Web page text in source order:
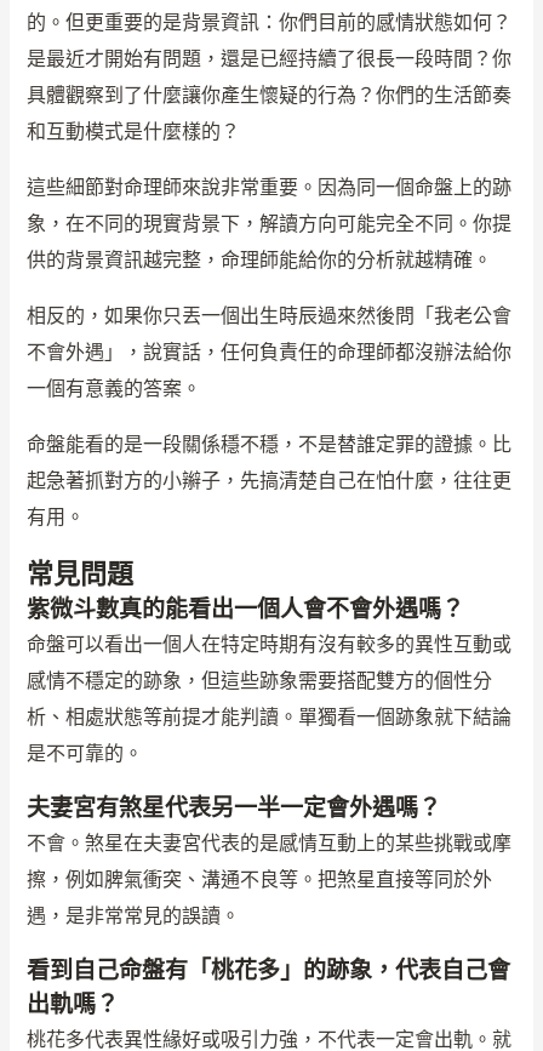
的。但更重要的是背景資訊：你們目前的感情狀態如何？
是最近才開始有問題，還是已經持續了很長一段時間？你
具體觀察到了什麼讓你產生懷疑的行為？你們的生活節奏
和互動模式是什麼樣的？
這些細節對命理師來說非常重要。因為同一個命盤上的跡
象，在不同的現實背景下，解讀方向可能完全不同。你提
供的背景資訊越完整，命理師能給你的分析就越精確。
相反的，如果你只丟一個出生時辰過來然後問「我老公會
不會外遇」，說實話，任何負責任的命理師都沒辦法給你
一個有意義的答案。
命盤能看的是一段關係穩不穩，不是替誰定罪的證據。比
起急著抓對方的小辮子，先搞清楚自己在怕什麼，往往更
有用。
常見問題
紫微斗數真的能看出一個人會不會外遇嗎？
命盤可以看出一個人在特定時期有沒有較多的異性互動或
感情不穩定的跡象，但這些跡象需要搭配雙方的個性分
析、相處狀態等前提才能判讀。單獨看一個跡象就下結論
是不可靠的。
夫妻宮有煞星代表另一半一定會外遇嗎？
不會。煞星在夫妻宮代表的是感情互動上的某些挑戰或摩
擦，例如脾氣衝突、溝通不良等。把煞星直接等同於外
遇，是非常常見的誤讀。
看到自己命盤有「桃花多」的跡象，代表自己會
出軌嗎？
桃花多代表異性緣好或吸引力強，不代表一定會出軌。就